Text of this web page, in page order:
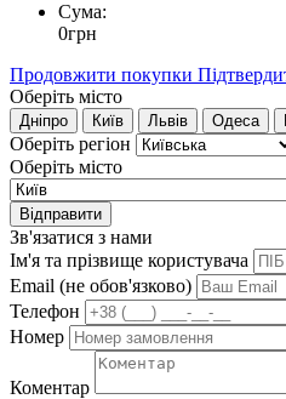
Сума:
0грн
Продовжити покупки
Оберіть місто
Дніпро Київ Львів Одеса
Оберіть регіон
Оберіть місто
Відправити
Зв'язатися з нами
Ім'я та прізвище користувача
Email (не обов'язково)
Телефон
Номер
Коментар